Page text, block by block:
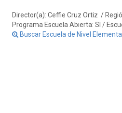
Director(a): Ceffie Cruz Ortiz /
Programa Escuela Abierta: SI /
Buscar Escuela de Nivel